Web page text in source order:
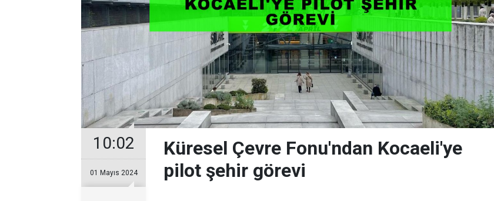
10:02
01 Mayıs 2024
Küresel Çevre Fonu'ndan Kocaeli'ye
pilot şehir görevi